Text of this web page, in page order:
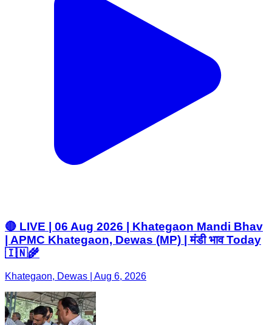
🔴 LIVE | 06 Aug 2026 | Khategaon Mandi Bhav
| APMC Khategaon, Dewas (MP) | मंडी भाव Today
🇮🇳🌾
Khategaon, Dewas | Aug 6, 2026